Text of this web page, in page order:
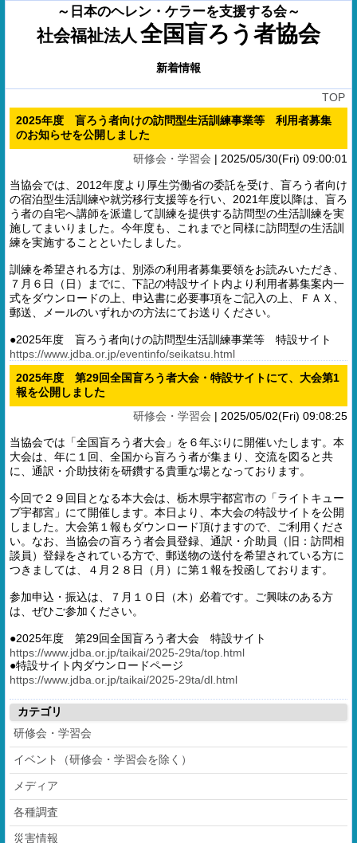
～日本のヘレン・ケラーを支援する会～
社会福祉法人 全国盲ろう者協会
新着情報
TOP
2025年度 盲ろう者向けの訪問型生活訓練事業等 利用者募集
のお知らせを公開しました
研修会・学習会 | 2025/05/30(Fri) 09:00:01
当協会では、2012年度より厚生労働省の委託を受け、盲ろう者向け
の宿泊型生活訓練や就労移行支援等を行い、2021年度以降は、盲ろ
う者の自宅へ講師を派遣して訓練を提供する訪問型の生活訓練を実
施してまいりました。今年度も、これまでと同様に訪問型の生活訓
練を実施することといたしました。
訓練を希望される方は、別添の利用者募集要領をお読みいただき、
７月６日（日）までに、下記の特設サイト内より利用者募集案内一
式をダウンロードの上、申込書に必要事項をご記入の上、ＦＡＸ、
郵送、メールのいずれかの方法にてお送りください。
●2025年度 盲ろう者向けの訪問型生活訓練事業等 特設サイト
https://www.jdba.or.jp/eventinfo/seikatsu.html
2025年度 第29回全国盲ろう者大会・特設サイトにて、大会第1
報を公開しました
研修会・学習会 | 2025/05/02(Fri) 09:08:25
当協会では「全国盲ろう者大会」を６年ぶりに開催いたします。本
大会は、年に１回、全国から盲ろう者が集まり、交流を図ると共
に、通訳・介助技術を研鑽する貴重な場となっております。
今回で２９回目となる本大会は、栃木県宇都宮市の「ライトキュー
ブ宇都宮」にて開催します。本日より、本大会の特設サイトを公開
しました。大会第１報もダウンロード頂けますので、ご利用くださ
い。なお、当協会の盲ろう者会員登録、通訳・介助員（旧：訪問相
談員）登録をされている方で、郵送物の送付を希望されている方に
つきましては、４月２８日（月）に第１報を投函しております。
参加申込・振込は、７月１０日（木）必着です。ご興味のある方
は、ぜひご参加ください。
●2025年度 第29回全国盲ろう者大会 特設サイト
https://www.jdba.or.jp/taikai/2025-29ta/top.html
●特設サイト内ダウンロードページ
https://www.jdba.or.jp/taikai/2025-29ta/dl.html
カテゴリ
研修会・学習会
イベント（研修会・学習会を除く）
メディア
各種調査
災害情報